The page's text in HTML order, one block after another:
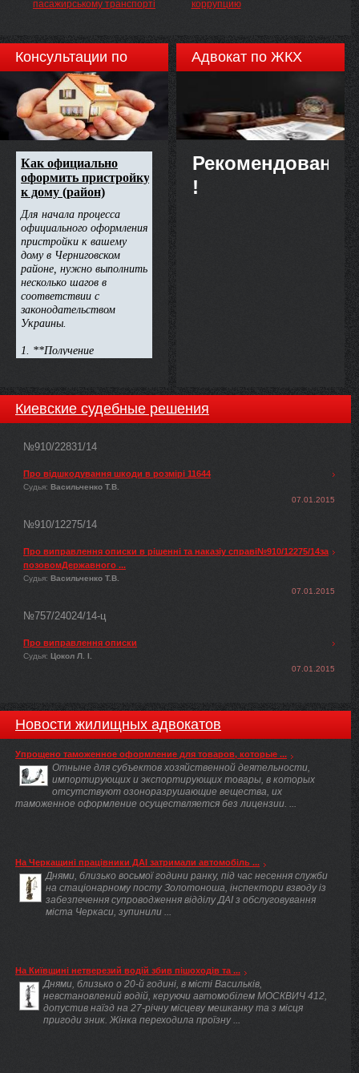
пасажирському транспорті коррупцию
Консультации по
недвижимости
Адвокат по ЖКХ
Рекомендовано
!
Киевские судебные решения
№910/22831/14
Про відшкодування шкоди в розмірі 11644
Судья: Васильченко Т.В.
07.01.2015
№910/12275/14
Про виправлення описки в рішенні та наказіу справі№910/12275/14за
позовомДержавного ...
Судья: Васильченко Т.В.
07.01.2015
№757/24024/14-ц
Про виправлення описки
Судья: Цокол Л. І.
07.01.2015
Новости жилищных адвокатов
Упрощено таможенное оформление для товаров, которые ...
Отныне для субъектов хозяйственной деятельности,
импортирующих и экспортирующих товары, в которых
отсутствуют озоноразрушающие вещества, их
таможенное оформление осуществляется без лицензии. ...
На Черкащині працівники ДАІ затримали автомобіль ...
Днями, близько восьмої години ранку, під час несення служби
на стаціонарному посту Золотоноша, інспектори взводу із
забезпечення супроводження відділу ДАІ з обслуговування
міста Черкаси, зупинили ...
На Київщині нетверезий водій збив пішоходів та ...
Днями, близько о 20-й годині, в місті Васильків,
невстановлений водій, керуючи автомобілем МОСКВИЧ 412,
допустив наїзд на 27-річну місцеву мешканку та з місця
пригоди зник. Жінка переходила проїзну ...